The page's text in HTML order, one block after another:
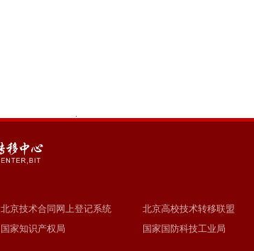
北京技术合同网上登记系统 北京高校技术转移联盟
国家知识产权局 国家国防科技工业局